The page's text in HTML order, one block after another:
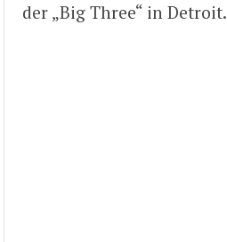
der „Big Three“ in Detroit.